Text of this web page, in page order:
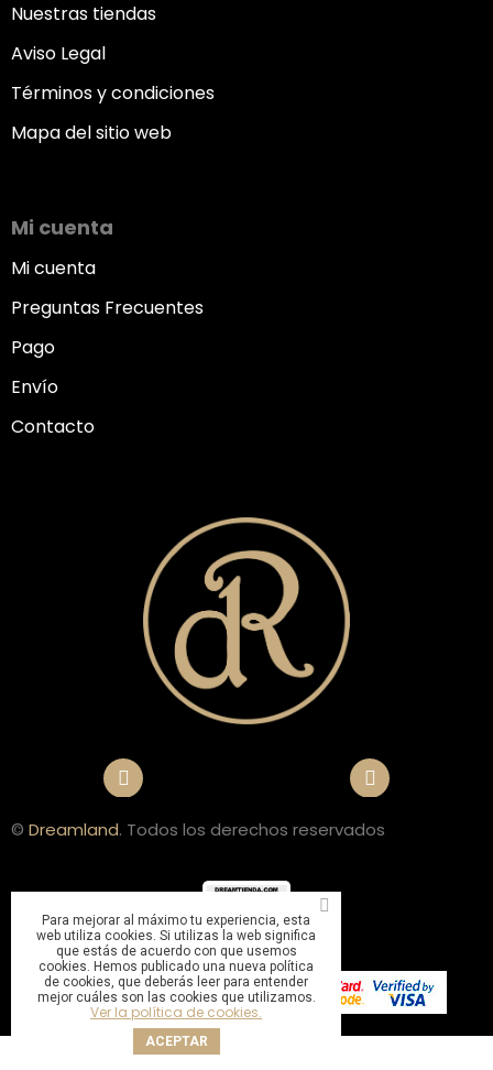
Nuestras tiendas
Aviso Legal
Términos y condiciones
Mapa del sitio web
Mi cuenta
Mi cuenta
Preguntas Frecuentes
Pago
Envío
Contacto
© Dreamland. Todos los derechos reservados
Sitio web gestionado por
Para mejorar al máximo tu experiencia, esta
web utiliza cookies. Si utilizas la web significa
que estás de acuerdo con que usemos
cookies. Hemos publicado una nueva política
de cookies, que deberás leer para entender
mejor cuáles son las cookies que utilizamos.
Ver la política de cookies.
ACEPTAR